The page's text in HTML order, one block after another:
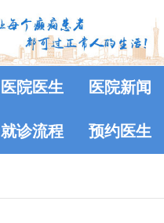
医院医生 医院新闻
就诊流程 预约医生